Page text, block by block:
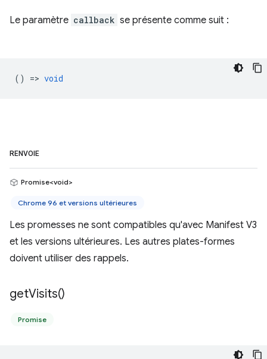
Le paramètre callback se présente comme suit :
() => void
RENVOIE
Promise<void>
Chrome 96 et versions ultérieures
Les promesses ne sont compatibles qu'avec Manifest V3
et les versions ultérieures. Les autres plates-formes
doivent utiliser des rappels.
getVisits()
Promise